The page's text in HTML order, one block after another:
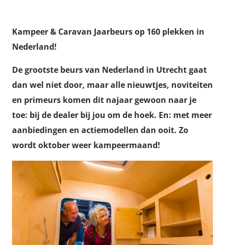
Kampeer & Caravan Jaarbeurs op 160 plekken in
Nederland!
De grootste beurs van Nederland in Utrecht gaat
dan wel niet door, maar alle nieuwtjes, noviteiten
en primeurs komen dit najaar gewoon naar je
toe: bij de dealer bij jou om de hoek. En: met meer
aanbiedingen en actiemodellen dan ooit. Zo
wordt oktober weer kampeermaand!